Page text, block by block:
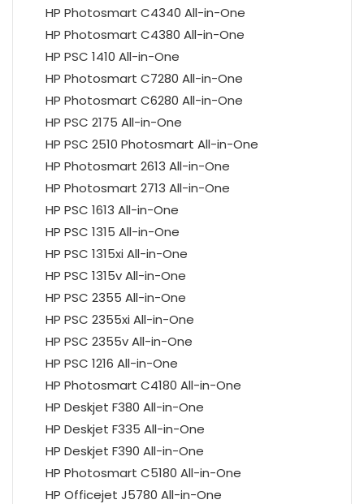
HP Photosmart C4340 All-in-One
HP Photosmart C4380 All-in-One
HP PSC 1410 All-in-One
HP Photosmart C7280 All-in-One
HP Photosmart C6280 All-in-One
HP PSC 2175 All-in-One
HP PSC 2510 Photosmart All-in-One
HP Photosmart 2613 All-in-One
HP Photosmart 2713 All-in-One
HP PSC 1613 All-in-One
HP PSC 1315 All-in-One
HP PSC 1315xi All-in-One
HP PSC 1315v All-in-One
HP PSC 2355 All-in-One
HP PSC 2355xi All-in-One
HP PSC 2355v All-in-One
HP PSC 1216 All-in-One
HP Photosmart C4180 All-in-One
HP Deskjet F380 All-in-One
HP Deskjet F335 All-in-One
HP Deskjet F390 All-in-One
HP Photosmart C5180 All-in-One
HP Officejet J5780 All-in-One